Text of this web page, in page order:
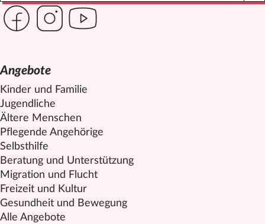
Link zur Seite des Mittelhof auf Facebook
Link zur Seite des Mittelhof auf Instagram
Link zur Seite des Mittelhof auf Youtube
Angebote
Kinder und Familie
Jugendliche
Ältere Menschen
Pflegende Angehörige
Selbsthilfe
Beratung und Unterstützung
Migration und Flucht
Freizeit und Kultur
Gesundheit und Bewegung
Alle Angebote